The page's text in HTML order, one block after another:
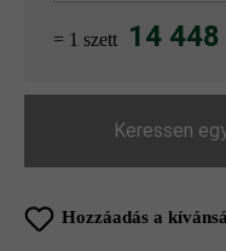
= 1 szett 14
Keressen
Hozzáadás a